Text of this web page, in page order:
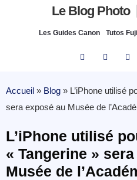
Le Blog Photo
Les Guides Canon Tutos
Accueil » Blog » L’iPhone utilisé
sera exposé au Musée de
L’iPhone utilisé
« Tangerine »
Musée de